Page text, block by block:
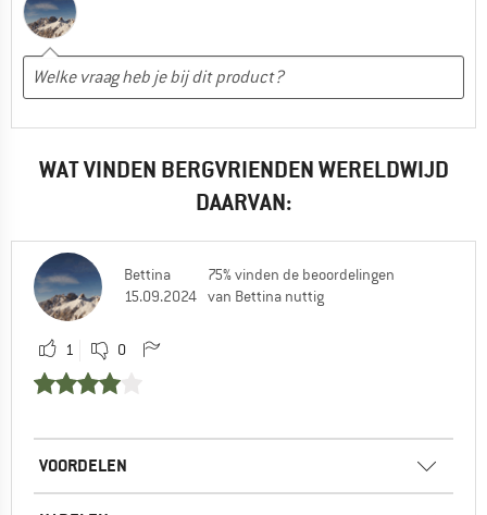
WAT VINDEN BERGVRIENDEN WERELDWIJD
DAARVAN:
Bettina
15.09.2024
75% vinden de beoordelingen
van Bettina nuttig
1 0
VOORDELEN